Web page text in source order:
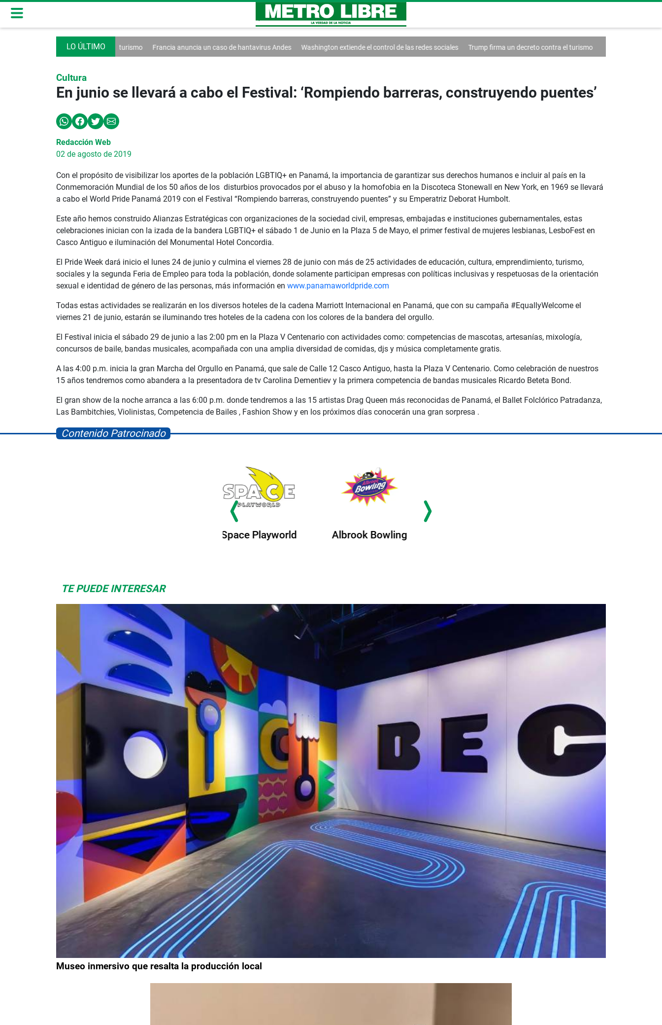
decreto contra el turismo Francia anuncia un caso de hantavirus Andes Washington extiende el control de las redes sociales Trump firma un decreto contra el turismo Francia anuncia un caso de hantavirus
Cultura
En junio se llevará a cabo el Festival: ‘Rompiendo barreras, construyendo puentes’
Redacción Web
02 de agosto de 2019
Con el propósito de visibilizar los aportes de la población LGBTIQ+ en Panamá, la importancia de garantizar sus derechos humanos e incluir al país en la
Conmemoración Mundial de los 50 años de los disturbios provocados por el abuso y la homofobia en la Discoteca Stonewall en New York, en 1969 se llevará
a cabo el World Pride Panamá 2019 con el Festival “Rompiendo barreras, construyendo puentes” y su Emperatriz Deborat Humbolt.
Este año hemos construido Alianzas Estratégicas con organizaciones de la sociedad civil, empresas, embajadas e instituciones gubernamentales, estas
celebraciones inician con la izada de la bandera LGBTIQ+ el sábado 1 de Junio en la Plaza 5 de Mayo, el primer festival de mujeres lesbianas, LesboFest en
Casco Antiguo e iluminación del Monumental Hotel Concordia.
El Pride Week dará inicio el lunes 24 de junio y culmina el viernes 28 de junio con más de 25 actividades de educación, cultura, emprendimiento, turismo,
sociales y la segunda Feria de Empleo para toda la población, donde solamente participan empresas con políticas inclusivas y respetuosas de la orientación
sexual e identidad de género de las personas, más información en www.panamaworldpride.com
Todas estas actividades se realizarán en los diversos hoteles de la cadena Marriott Internacional en Panamá, que con su campaña #EquallyWelcome el
viernes 21 de junio, estarán se iluminando tres hoteles de la cadena con los colores de la bandera del orgullo.
El Festival inicia el sábado 29 de junio a las 2:00 pm en la Plaza V Centenario con actividades como: competencias de mascotas, artesanías, mixología,
concursos de baile, bandas musicales, acompañada con una amplia diversidad de comidas, djs y música completamente gratis.
A las 4:00 p.m. inicia la gran Marcha del Orgullo en Panamá, que sale de Calle 12 Casco Antiguo, hasta la Plaza V Centenario. Como celebración de nuestros
15 años tendremos como abandera a la presentadora de tv Carolina Dementiev y la primera competencia de bandas musicales Ricardo Beteta Bond.
El gran show de la noche arranca a las 6:00 p.m. donde tendremos a las 15 artistas Drag Queen más reconocidas de Panamá, el Ballet Folclórico Patradanza,
Las Bambitchies, Violinistas, Competencia de Bailes , Fashion Show y en los próximos días conocerán una gran sorpresa .
Contenido Patrocinado
Albrook Bowling Space Playworld
TE PUEDE INTERESAR
Museo inmersivo que resalta la producción local